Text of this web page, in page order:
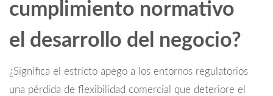
cumplimiento normativo
el desarrollo del negocio?
¿Significa el estricto apego a los entornos regulatorios
una pérdida de flexibilidad comercial que deteriore el